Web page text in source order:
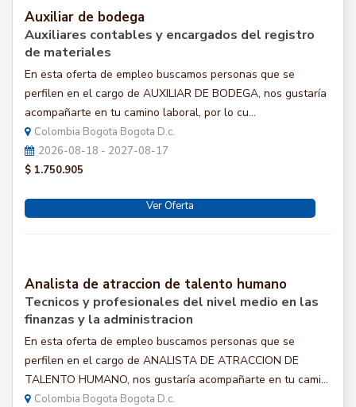
Auxiliar de bodega
Auxiliares contables y encargados del registro
de materiales
En esta oferta de empleo buscamos personas que se
perfilen en el cargo de AUXILIAR DE BODEGA, nos gustaría
acompañarte en tu camino laboral, por lo cu...
Colombia Bogota Bogota D.c.
2026-08-18 - 2027-08-17
$ 1.750.905
Ver Oferta
Analista de atraccion de talento humano
Tecnicos y profesionales del nivel medio en las
finanzas y la administracion
En esta oferta de empleo buscamos personas que se
perfilen en el cargo de ANALISTA DE ATRACCION DE
TALENTO HUMANO, nos gustaría acompañarte en tu cami...
Colombia Bogota Bogota D.c.